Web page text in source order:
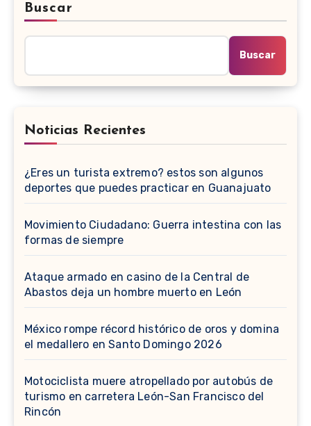
Buscar
Buscar
Noticias Recientes
¿Eres un turista extremo? estos son algunos
deportes que puedes practicar en Guanajuato
Movimiento Ciudadano: Guerra intestina con las
formas de siempre
Ataque armado en casino de la Central de
Abastos deja un hombre muerto en León
México rompe récord histórico de oros y domina
el medallero en Santo Domingo 2026
Motociclista muere atropellado por autobús de
turismo en carretera León-San Francisco del
Rincón